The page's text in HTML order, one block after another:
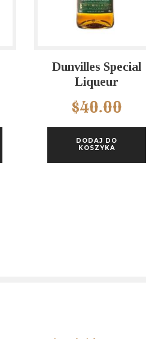
Dunvilles Special
Liqueur
$40.00
DODAJ DO
KOSZYKA